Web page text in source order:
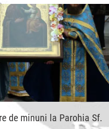
de minuni la Parohia Sf.